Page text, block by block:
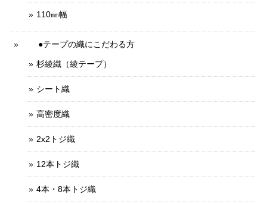
110㎜幅
●テープの織にこだわる方
杉綾織（綾テープ）
シート織
高密度織
2x2トジ織
12本トジ織
4本・8本トジ織